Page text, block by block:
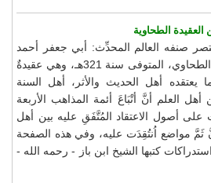
العقيدة الطحاوية
صنفه العالم المحدِّث: أبي جعفر أحمد
بن محمد بن سلامة الأزدي الطحاوي، المتوفى سنة 321هـ، وهي عقيدةٌ
يعتقده أهل الحديث والأثر، أهل السنة
العلم أنَّ أتْبَاعَ أئمة المذاهب الأربعة
على أصول الاعتقاد المُتَّفَقِ عليه بين أهل
ثَمَّ مواضع اُنتُقِدَت عليه، وفي هذه الصفحة
كتبها الشيخ ابن باز - رحمه الله -